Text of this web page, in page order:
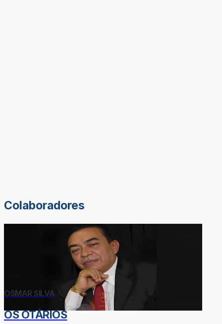
Colaboradores
OSMAR SILVA
OS OTÁRIOS